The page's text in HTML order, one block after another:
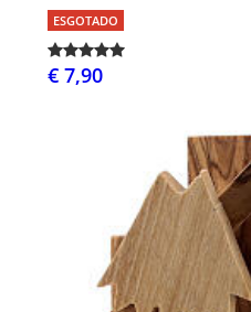
ESGOTADO
€ 7,90